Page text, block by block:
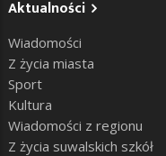
Aktualności
Wiadomości
Z życia miasta
Sport
Kultura
Wiadomości z regionu
Z życia suwalskich szkół